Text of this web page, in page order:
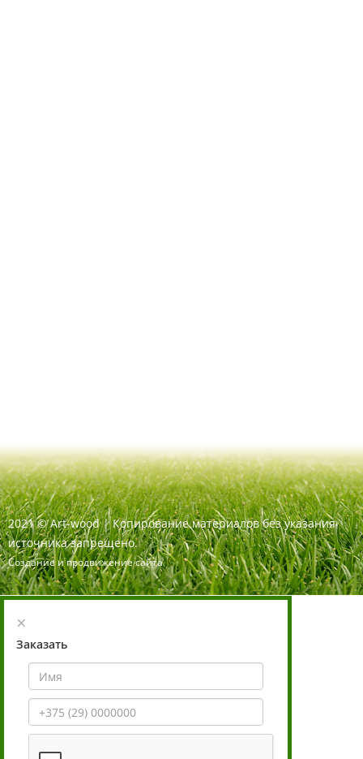
2021 ©Art-wood |Копирование материалов без указания
источника запрещено.
Создание и продвижение сайта
×
Заказать